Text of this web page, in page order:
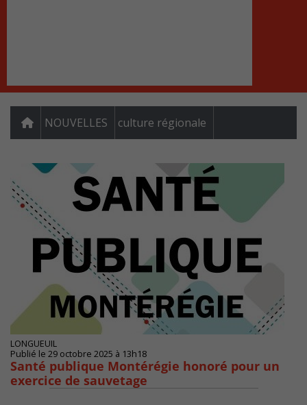
NOUVELLES culture régionale
LONGUEUIL
Publié le 29 octobre 2025 à 13h18
Santé publique Montérégie honoré pour un
exercice de sauvetage